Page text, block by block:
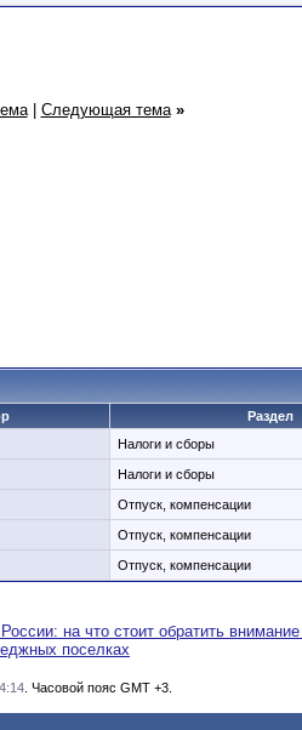
| Следующая тема »
Раздел
Налоги и сборы
Налоги и сборы
Отпуск, компенсации
Отпуск, компенсации
Отпуск, компенсации
на что стоит обратить
поселках
. Часовой пояс GMT +3.